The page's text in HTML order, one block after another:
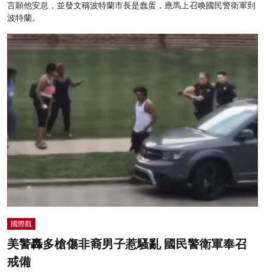
言願他安息，並發文稱波特蘭市長是蠢蛋，應馬上召喚國民警衛軍到
波特蘭。
國際觀
美警轟多槍傷非裔男子惹騷亂 國民警衛軍奉召
戒備